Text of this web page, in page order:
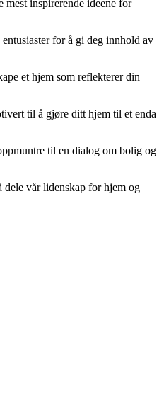
inspirerende ideene for
for å gi deg innhold av
et hjem som reflekterer din
til å gjøre ditt hjem til et enda
til en dialog om bolig og
dele vår lidenskap for hjem og